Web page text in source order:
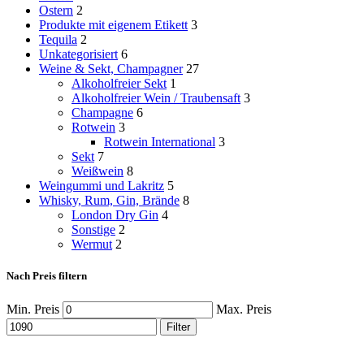
Ostern 2
Produkte mit eigenem Etikett 3
Tequila 2
Unkategorisiert 6
Weine & Sekt, Champagner 27
Alkoholfreier Sekt 1
Alkoholfreier Wein / Traubensaft 3
Champagne 6
Rotwein 3
Rotwein International 3
Sekt 7
Weißwein 8
Weingummi und Lakritz 5
Whisky, Rum, Gin, Brände 8
London Dry Gin 4
Sonstige 2
Wermut 2
Nach Preis filtern
Min. Preis Max. Preis
Filter